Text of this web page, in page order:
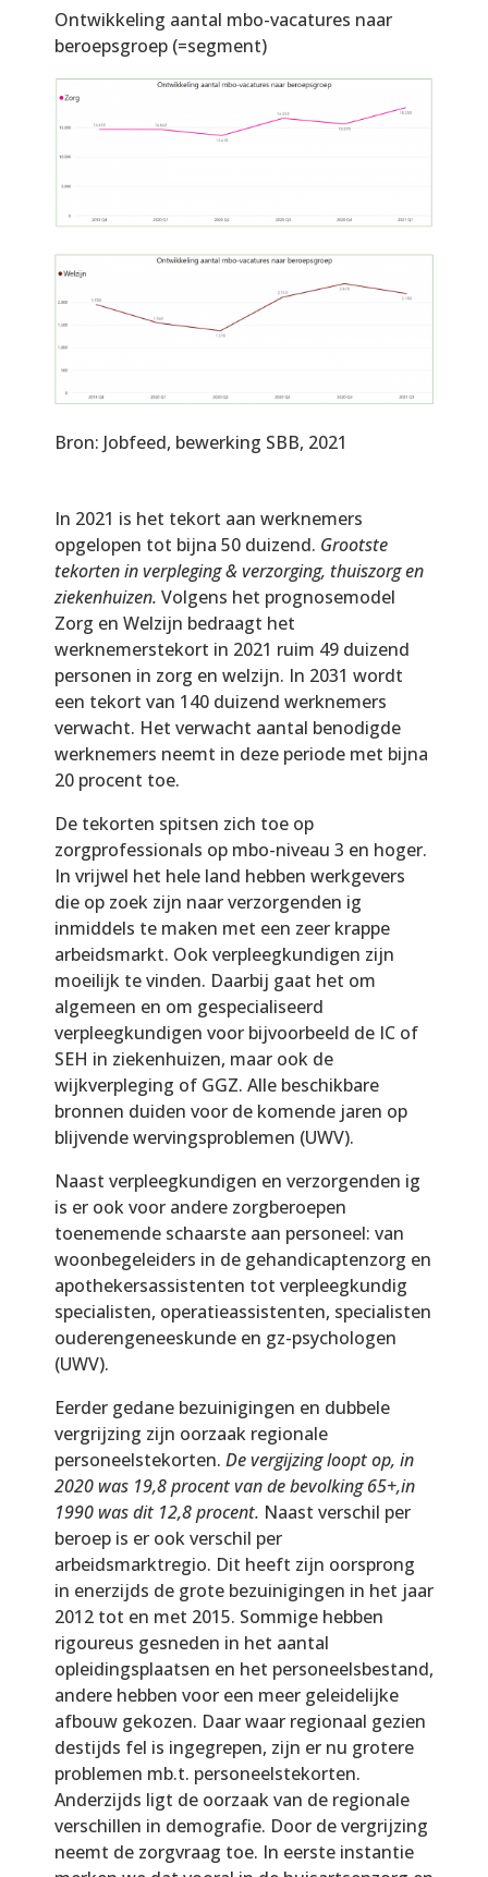
Ontwikkeling aantal mbo-vacatures naar
beroepsgroep (=segment)
Bron: Jobfeed, bewerking SBB, 2021
In 2021 is het tekort aan werknemers
opgelopen tot bijna 50 duizend. Grootste
tekorten in verpleging & verzorging, thuiszorg en
ziekenhuizen. Volgens het prognosemodel
Zorg en Welzijn bedraagt het
werknemerstekort in 2021 ruim 49 duizend
personen in zorg en welzijn. In 2031 wordt
een tekort van 140 duizend werknemers
verwacht. Het verwacht aantal benodigde
werknemers neemt in deze periode met bijna
20 procent toe.
De tekorten spitsen zich toe op
zorgprofessionals op mbo-niveau 3 en hoger.
In vrijwel het hele land hebben werkgevers
die op zoek zijn naar verzorgenden ig
inmiddels te maken met een zeer krappe
arbeidsmarkt. Ook verpleegkundigen zijn
moeilijk te vinden. Daarbij gaat het om
algemeen en om gespecialiseerd
verpleegkundigen voor bijvoorbeeld de IC of
SEH in ziekenhuizen, maar ook de
wijkverpleging of GGZ. Alle beschikbare
bronnen duiden voor de komende jaren op
blijvende wervingsproblemen (UWV).
Naast verpleegkundigen en verzorgenden ig
is er ook voor andere zorgberoepen
toenemende schaarste aan personeel: van
woonbegeleiders in de gehandicaptenzorg en
apothekersassistenten tot verpleegkundig
specialisten, operatieassistenten, specialisten
ouderengeneeskunde en gz-psychologen
(UWV).
Eerder gedane bezuinigingen en dubbele
vergrijzing zijn oorzaak regionale
personeelstekorten. De vergijzing loopt op, in
2020 was 19,8 procent van de bevolking 65+,in
1990 was dit 12,8 procent. Naast verschil per
beroep is er ook verschil per
arbeidsmarktregio. Dit heeft zijn oorsprong
in enerzijds de grote bezuinigingen in het jaar
2012 tot en met 2015. Sommige hebben
rigoureus gesneden in het aantal
opleidingsplaatsen en het personeelsbestand,
andere hebben voor een meer geleidelijke
afbouw gekozen. Daar waar regionaal gezien
destijds fel is ingegrepen, zijn er nu grotere
problemen mb.t. personeelstekorten.
Anderzijds ligt de oorzaak van de regionale
verschillen in demografie. Door de vergrijzing
neemt de zorgvraag toe. In eerste instantie